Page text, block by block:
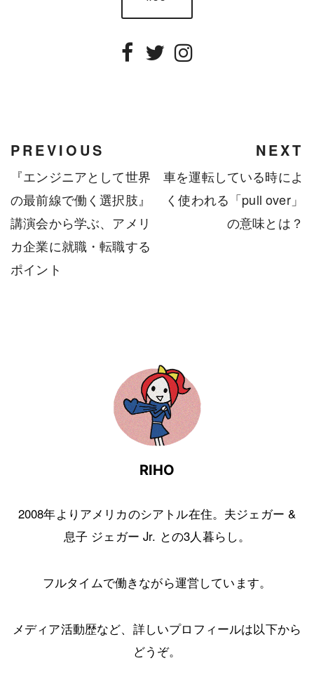
PREVIOUS
『エンジニアとして世界
の最前線で働く選択肢』
講演会から学ぶ、アメリ
カ企業に就職・転職する
ポイント
NEXT
車を運転している時によ
く使われる「pull over」
の意味とは？
RIHO
2008年よりアメリカのシアトル在住。夫ジェガー &
息子 ジェガー Jr. との3人暮らし。
フルタイムで働きながら運営しています。
メディア活動歴など、詳しいプロフィールは以下から
どうぞ。